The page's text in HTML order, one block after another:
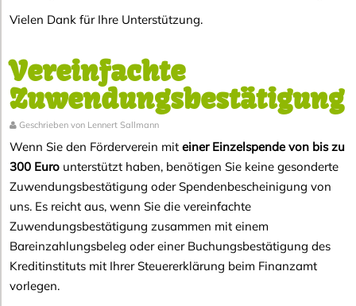
Vielen Dank für Ihre Unterstützung.
Vereinfachte
Zuwendungsbestätigung
Geschrieben von Lennert Sallmann
Wenn Sie den Förderverein mit einer Einzelspende von bis zu
300 Euro unterstützt haben, benötigen Sie keine gesonderte
Zuwendungsbestätigung oder Spendenbescheinigung von
uns. Es reicht aus, wenn Sie die vereinfachte
Zuwendungsbestätigung zusammen mit einem
Bareinzahlungsbeleg oder einer Buchungsbestätigung des
Kreditinstituts mit Ihrer Steuererklärung beim Finanzamt
vorlegen.